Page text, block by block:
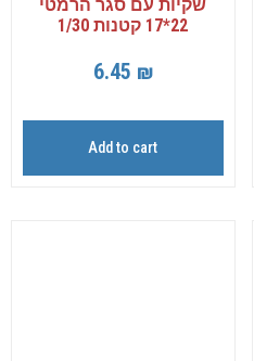
שקיות עם סגר הרמטי
22*17 קטנות 1/30
6.45 ₪
Add to cart